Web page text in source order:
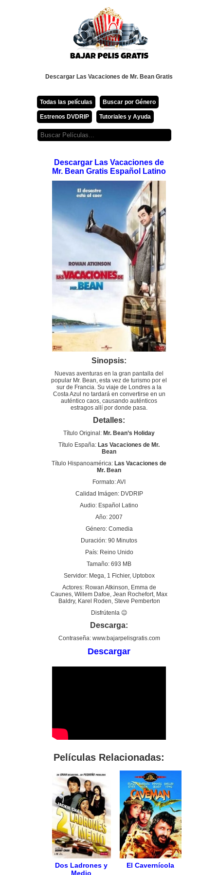
Descargar Las Vacaciones de Mr. Bean Gratis
Todas las películas Buscar por Género
Estrenos DVDRIP Tutoriales y Ayuda
Descargar Las Vacaciones de
Mr. Bean Gratis Español Latino
Sinopsis:
Nuevas aventuras en la gran pantalla del
popular Mr. Bean, esta vez de turismo por el
sur de Francia. Su viaje de Londres a la
Costa Azul no tardará en convertirse en un
auténtico caos, causando auténticos
estragos allí por donde pasa.
Detalles:
Título Original: Mr. Bean’s Holiday
Título España: Las Vacaciones de Mr.
Bean
Título Hispanoamérica: Las Vacaciones de
Mr. Bean
Formato: AVI
Calidad Imágen: DVDRIP
Audio: Español Latino
Año: 2007
Género: Comedia
Duración: 90 Minutos
País: Reino Unido
Tamaño: 693 MB
Servidor: Mega, 1 Fichier, Uptobox
Actores: Rowan Atkinson, Emma de
Caunes, Willem Dafoe, Jean Rochefort, Max
Baldry, Karel Roden, Steve Pemberton
Disfrútenla 😉
Descarga:
Contraseña: www.bajarpelisgratis.com
Descargar
Películas Relacionadas:
Dos Ladrones y
Medio
El Cavernícola